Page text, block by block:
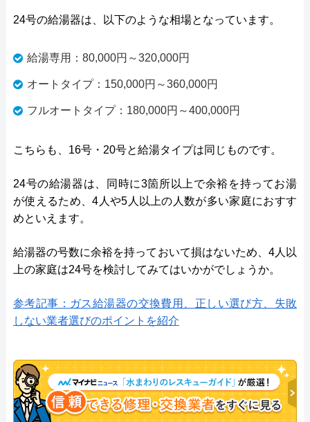
24号の給湯器は、以下のような相場となっています。
給湯専用：80,000円～320,000円
オートタイプ：150,000円～360,000円
フルオートタイプ：180,000円～400,000円
こちらも、16号・20号と給湯タイプは同じものです。
24号の給湯器は、同時に3箇所以上で余裕を持ってお湯
が使えるため、4人や5人以上の人数が多い家庭におすす
めといえます。
給湯器の号数に余裕を持っておいて損はないため、4人以
上の家庭は24号を検討してみてはいかがでしょうか。
参考記事：ガス給湯器の交換費用、正しい選び方、失敗
しない業者選びのポイントを紹介